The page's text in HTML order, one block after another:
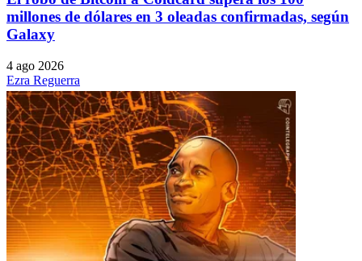
millones de dólares en 3 oleadas confirmadas, según
Galaxy
4 ago 2026
Ezra Reguerra